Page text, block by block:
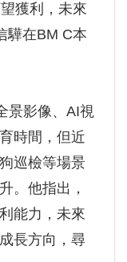
獲利，未來
驊在BM C本
景影像、AI視
時間，但近
巡檢等場景
。他指出，
能力，未來
長方向，尋